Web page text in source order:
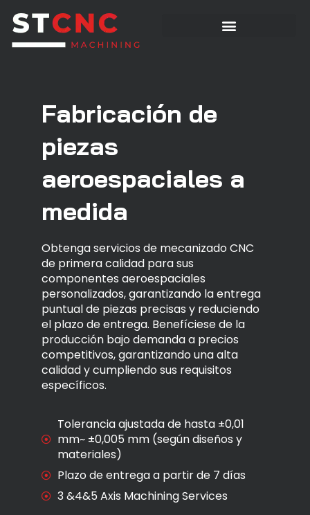
Fabricación de
piezas
aeroespaciales a
medida
Obtenga servicios de mecanizado CNC
de primera calidad para sus
componentes aeroespaciales
personalizados, garantizando la entrega
puntual de piezas precisas y reduciendo
el plazo de entrega. Benefíciese de la
producción bajo demanda a precios
competitivos, garantizando una alta
calidad y cumpliendo sus requisitos
específicos.
Tolerancia ajustada de hasta ±0,01
mm~ ±0,005 mm (según diseños y
materiales)
Plazo de entrega a partir de 7 días
3 &4&5 Axis Machining Services